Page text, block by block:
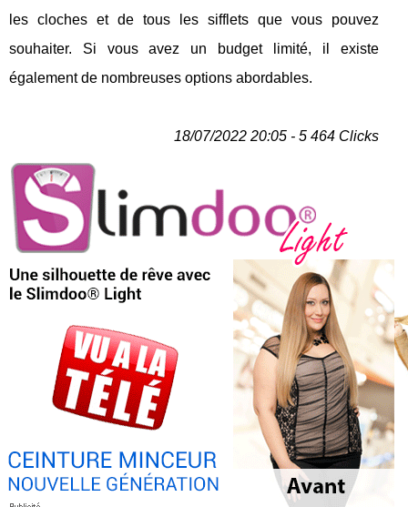
les cloches et de tous les sifflets que vous pouvez
souhaiter. Si vous avez un budget limité, il existe
également de nombreuses options abordables.
18/07/2022 20:05 - 5 464 Clicks